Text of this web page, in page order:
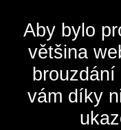
Aby bylo
většina
vám díky